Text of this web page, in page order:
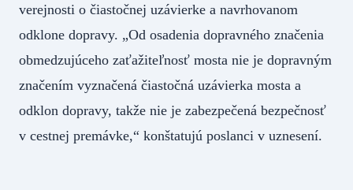
verejnosti o čiastočnej uzávierke a navrhovanom
odklone dopravy. „Od osadenia dopravného značenia
obmedzujúceho zaťažiteľnosť mosta nie je dopravným
značením vyznačená čiastočná uzávierka mosta a
odklon dopravy, takže nie je zabezpečená bezpečnosť
v cestnej premávke,“ konštatujú poslanci v uznesení.